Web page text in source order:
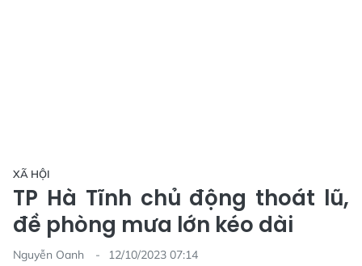
XÃ HỘI
TP Hà Tĩnh chủ động thoát lũ,
đề phòng mưa lớn kéo dài
Nguyễn Oanh
12/10/2023 07:14